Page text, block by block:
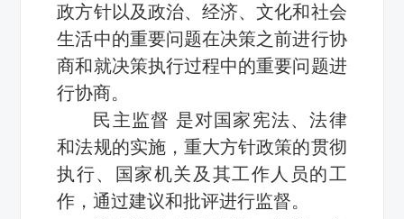
政方针以及政治、经济、文化和社会
生活中的重要问题在决策之前进行协
商和就决策执行过程中的重要问题进
行协商。
民主监督 是对国家宪法、法律
和法规的实施，重大方针政策的贯彻
执行、国家机关及其工作人员的工
作，通过建议和批评进行监督。